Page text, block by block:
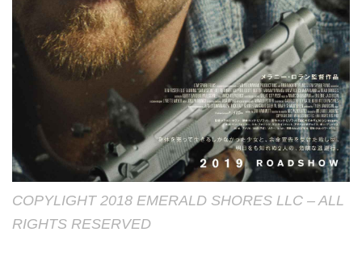
COPYLIGHT 2018 EMERALD SHORES LLC – ALL
RIGHTS RESERVED